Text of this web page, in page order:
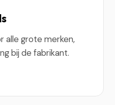
alle grote merken,
bij de fabrikant.